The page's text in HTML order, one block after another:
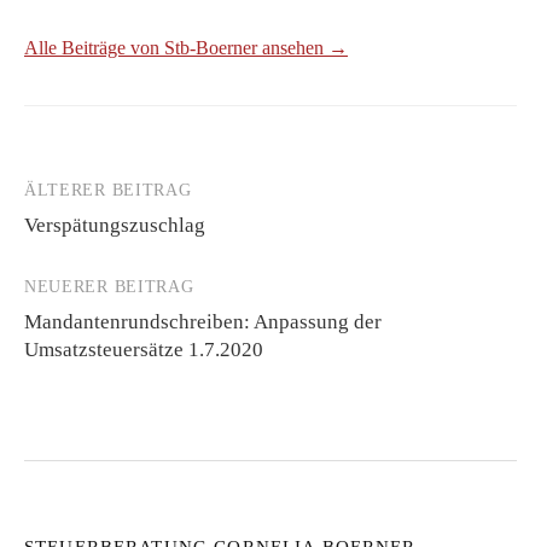
Alle Beiträge von Stb-Boerner ansehen →
Beitrags-
Navigation
ÄLTERER BEITRAG
Verspätungszuschlag
NEUERER BEITRAG
Mandantenrundschreiben: Anpassung der
Umsatzsteuersätze 1.7.2020